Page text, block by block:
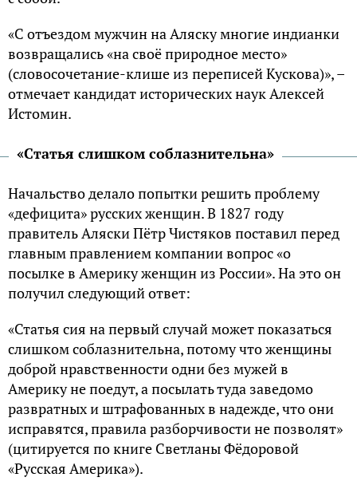
«С отъездом мужчин на Аляску многие индианки
возвращались «на своё природное место»
(словосочетание-клише из переписей Кускова)», –
отмечает кандидат исторических наук Алексей
Истомин.
«Статья слишком соблазнительна»
Начальство делало попытки решить проблему
«дефицита» русских женщин. В 1827 году
правитель Аляски Пётр Чистяков поставил перед
главным правлением компании вопрос «о
посылке в Америку женщин из России». На это он
получил следующий ответ:
«Статья сия на первый случай может показаться
слишком соблазнительна, потому что женщины
доброй нравственности одни без мужей в
Америку не поедут, а посылать туда заведомо
развратных и штрафованных в надежде, что они
исправятся, правила разборчивости не позволят»
(цитируется по книге Светланы Фёдоровой
«Русская Америка»).